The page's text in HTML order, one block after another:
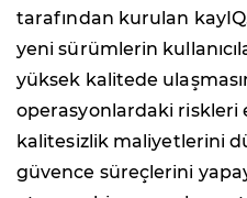
tarafından kurulan
yeni sürümlerin
yüksek kalitede
operasyonlardaki riskleri
kalitesizlik maliyetlerini
güvence süreçlerini